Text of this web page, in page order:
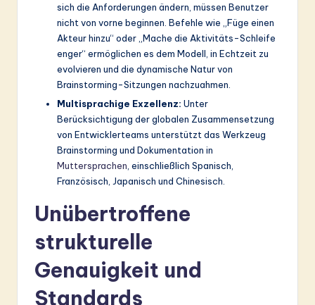
sich die Anforderungen ändern, müssen Benutzer
nicht von vorne beginnen. Befehle wie „Füge einen
Akteur hinzu“ oder „Mache die Aktivitäts-Schleife
enger“ ermöglichen es dem Modell, in Echtzeit zu
evolvieren und die dynamische Natur von
Brainstorming-Sitzungen nachzuahmen.
Multisprachige Exzellenz: Unter
Berücksichtigung der globalen Zusammensetzung
von Entwicklerteams unterstützt das Werkzeug
Brainstorming und Dokumentation in
Muttersprachen , einschließlich Spanisch,
Französisch, Japanisch und Chinesisch.
Unübertroffene
strukturelle
Genauigkeit und
Standards